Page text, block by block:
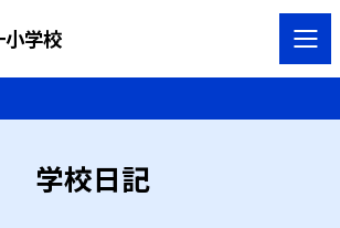
学校
学校日記